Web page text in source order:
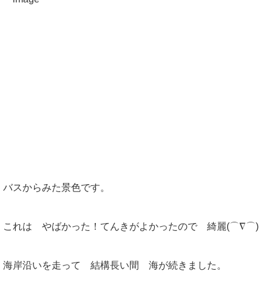
バスからみた景色です。
これは やばかった！てんきがよかったので 綺麗(⌒∇⌒)
海岸沿いを走って 結構長い間 海が続きました。